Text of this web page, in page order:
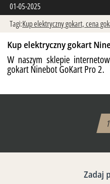
01-05-2025
Tagi:Kup elektryczny gokart,cena
Kup elektryczny gokart
W naszym sklepie
gokart Ninebot GoKart Pro 2.
1
Zadaj